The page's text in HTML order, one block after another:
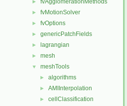
► fvAgglomerationMethods
► fvMotionSolver
► fvOptions
► genericPatchFields
► lagrangian
► mesh
▼ meshTools
► algorithms
► AMIInterpolation
► cellClassification